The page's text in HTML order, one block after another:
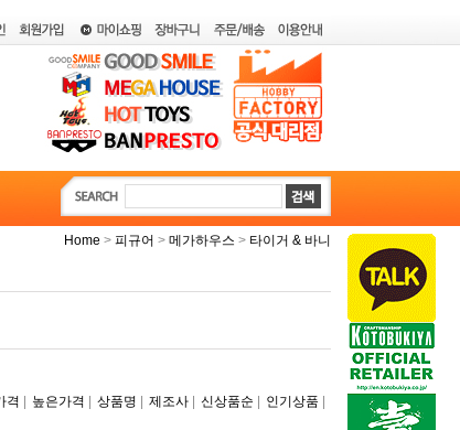
Home > 피규어 > 메가하우스 > 타이거 & 바니
격 높은가격 상품명 제조사 신상품순 인기상품